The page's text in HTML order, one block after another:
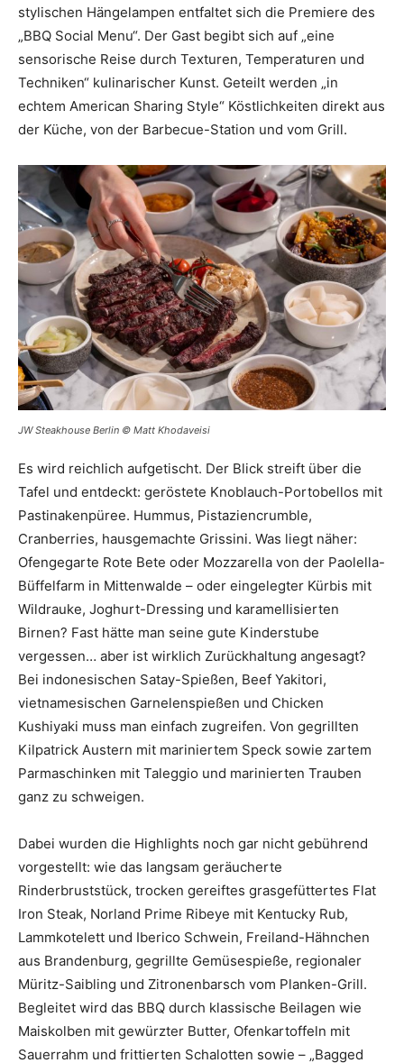
stylischen Hängelampen entfaltet sich die Premiere des
„BBQ Social Menu“. Der Gast begibt sich auf „eine
sensorische Reise durch Texturen, Temperaturen und
Techniken“ kulinarischer Kunst. Geteilt werden „in
echtem American Sharing Style“ Köstlichkeiten direkt aus
der Küche, von der Barbecue-Station und vom Grill.
JW Steakhouse Berlin © Matt Khodaveisi
Es wird reichlich aufgetischt. Der Blick streift über die
Tafel und entdeckt: geröstete Knoblauch-Portobellos mit
Pastinakenpüree. Hummus, Pistaziencrumble,
Cranberries, hausgemachte Grissini. Was liegt näher:
Ofengegarte Rote Bete oder Mozzarella von der Paolella-
Büffelfarm in Mittenwalde – oder eingelegter Kürbis mit
Wildrauke, Joghurt-Dressing und karamellisierten
Birnen? Fast hätte man seine gute Kinderstube
vergessen… aber ist wirklich Zurückhaltung angesagt?
Bei indonesischen Satay-Spießen, Beef Yakitori,
vietnamesischen Garnelenspießen und Chicken
Kushiyaki muss man einfach zugreifen. Von gegrillten
Kilpatrick Austern mit mariniertem Speck sowie zartem
Parmaschinken mit Taleggio und marinierten Trauben
ganz zu schweigen.
Dabei wurden die Highlights noch gar nicht gebührend
vorgestellt: wie das langsam geräucherte
Rinderbruststück, trocken gereiftes grasgefüttertes Flat
Iron Steak, Norland Prime Ribeye mit Kentucky Rub,
Lammkotelett und Iberico Schwein, Freiland-Hähnchen
aus Brandenburg, gegrillte Gemüsespieße, regionaler
Müritz-Saibling und Zitronenbarsch vom Planken-Grill.
Begleitet wird das BBQ durch klassische Beilagen wie
Maiskolben mit gewürzter Butter, Ofenkartoffeln mit
Sauerrahm und frittierten Schalotten sowie – „Bagged